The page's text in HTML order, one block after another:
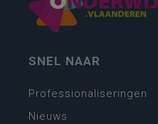
SNEL NAAR
Professionaliseringen
Nieuws